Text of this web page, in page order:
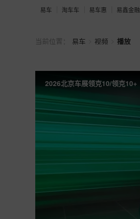
易车 淘车车 易车惠 易鑫金融
当前位置： 易车 视频 播放
2026北京车展领克10/领克10+